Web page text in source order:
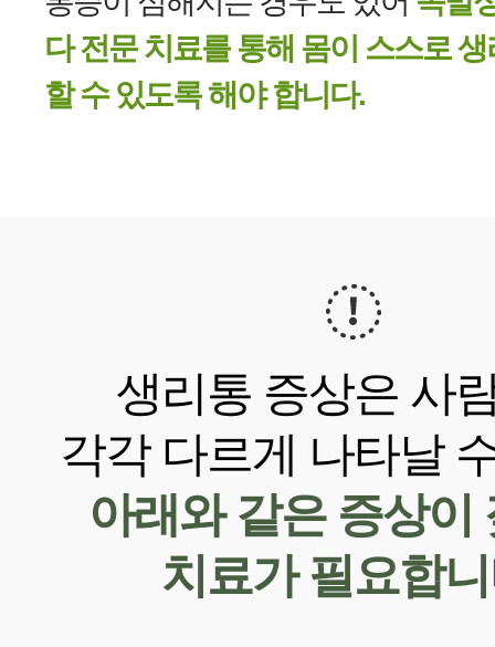
다 전문 치료를 통해 몸이 스스로
할 수 있도록 해야 합니다.
생리통 증상은 사
각각 다르게 나타날
아래와 같은 증상이
치료가 필요합